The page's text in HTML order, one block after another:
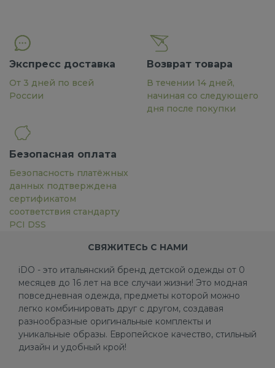
Экспресс доставка
От 3 дней по всей
России
Возврат товара
В течении 14 дней,
начиная со следующего
дня после покупки
Безопасная оплата
Безопасность платёжных
данных подтверждена
сертификатом
соответствия стандарту
PCI DSS
СВЯЖИТЕСЬ С НАМИ
iDO - это итальянский бренд детской одежды от 0
месяцев до 16 лет на все случаи жизни! Это модная
повседневная одежда, предметы которой можно
легко комбинировать друг с другом, создавая
разнообразные оригинальные комплекты и
уникальные образы. Европейское качество, стильный
дизайн и удобный крой!